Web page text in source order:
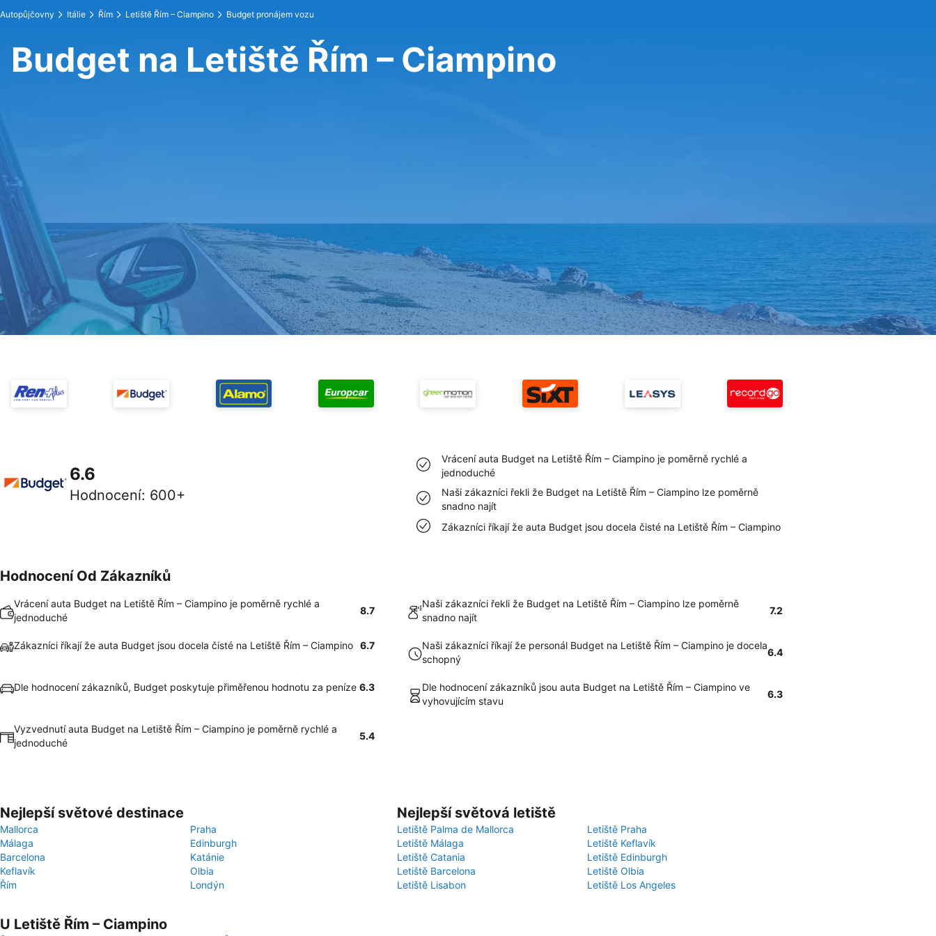
Autopůjčovny Itálie Řím Letiště Řím – Ciampino Budget pronájem vozu
Budget na Letiště Řím – Ciampino
6.6
Hodnocení: 600+
Vrácení auta Budget na Letiště Řím – Ciampino je poměrně rychlé a
jednoduché
Naši zákazníci řekli že Budget na Letiště Řím – Ciampino lze poměrně
snadno najít
Zákazníci říkají že auta Budget jsou docela čisté na Letiště Řím – Ciampino
Hodnocení Od Zákazníků
Vrácení auta Budget na Letiště Řím – Ciampino je poměrně rychlé a
jednoduché
8.7
Naši zákazníci řekli že Budget na Letiště Řím – Ciampino lze poměrně
snadno najít
7.2
Zákazníci říkají že auta Budget jsou docela čisté na Letiště Řím – Ciampino 6.7
Naši zákazníci říkají že personál Budget na Letiště Řím – Ciampino je docela
schopný
6.4
Dle hodnocení zákazníků, Budget poskytuje přiměřenou hodnotu za peníze 6.3
Dle hodnocení zákazníků jsou auta Budget na Letiště Řím – Ciampino ve
vyhovujícím stavu
6.3
Vyzvednutí auta Budget na Letiště Řím – Ciampino je poměrně rychlé a
jednoduché
5.4
Nejlepší světové destinace
Mallorca
Praha
Málaga
Edinburgh
Barcelona
Katánie
Keflavík
Olbia
Řím
Londýn
Nejlepší světová letiště
Letiště Palma de Mallorca
Letiště Praha
Letiště Málaga
Letiště Keflavík
Letiště Catania
Letiště Edinburgh
Letiště Barcelona
Letiště Olbia
Letiště Lisabon
Letiště Los Angeles
U Letiště Řím – Ciampino